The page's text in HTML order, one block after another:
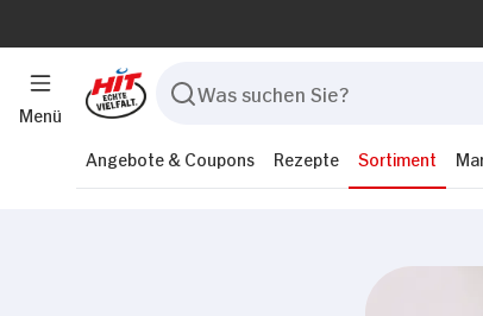
Menü
Angebote & Coupons Rezepte Sortiment